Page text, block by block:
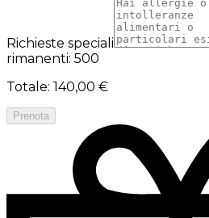
Richieste speciali
rimanenti: 500
Totale: 140,00 €
Prenota